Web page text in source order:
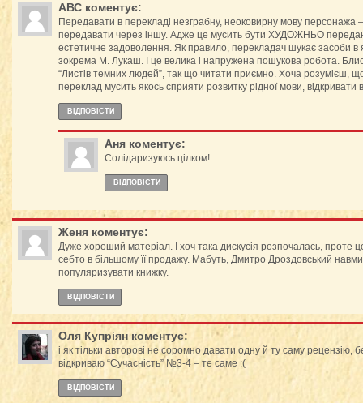
АВС коментує:
Передавати в перекладі незграбну, неоковирну мову
передавати через іншу. Адже це мусить бути ХУДОЖНЬО
естетичне задоволення. Як правило, перекладач шукає засоби в
зокрема М. Лукаш. І це велика і напружена пошукова робота.
“Листів темних людей”, так що читати приємно. Хоча розумієш,
переклад мусить якось сприяти розвитку рідної мови, відкривати
ВІДПОВІCТИ
Аня коментує:
Солідаризуюсь цілком!
ВІДПОВІCТИ
Женя коментує:
Дуже хороший матеріал. І хоч така дискусія розпочалась,
себто в більшому її продажу. Мабуть, Дмитро Дроздовський
популяризувати книжку.
ВІДПОВІCТИ
Оля Купріян коментує:
і як тільки авторові не соромно давати одну й ту саму рецензію,
відкриваю “Сучасність” №3-4 – те саме :(
ВІДПОВІCТИ